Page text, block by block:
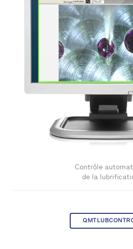
Contrôle
de la